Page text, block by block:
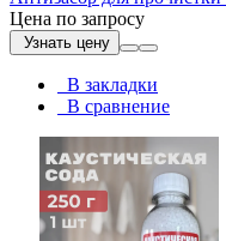
Цена по запросу
Узнать цену
В закладки
В сравнение